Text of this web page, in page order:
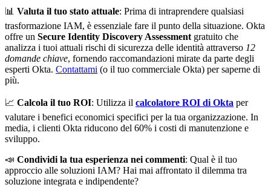
📊 Valuta il tuo stato attuale: Prima di intraprendere qualsiasi
trasformazione IAM, è essenziale fare il punto della situazione. Okta
offre un Secure Identity Discovery Assessmentgratuito che
analizza i tuoi attuali rischi di sicurezza delle identità attraverso 12
domande chiave, fornendo raccomandazioni mirate da parte degli
esperti Okta. Contattami (o il tuo commerciale Okta) per saperne di
più.
📈 Calcola il tuo ROI: Utilizza il calcolatore ROI di Okta per
valutare i benefici economici specifici per la tua organizzazione. In
media, i clienti Okta riducono del 60% i costi di manutenzione e
sviluppo.
📣 Condividi la tua esperienza nei commenti: Qual è il tuo
approccio alle soluzioni IAM? Hai mai affrontato il dilemma tra
soluzione integrata e indipendente?